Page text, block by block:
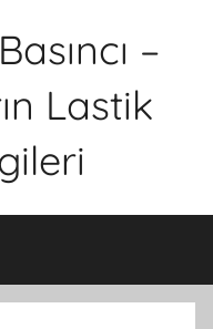
–
Lastik